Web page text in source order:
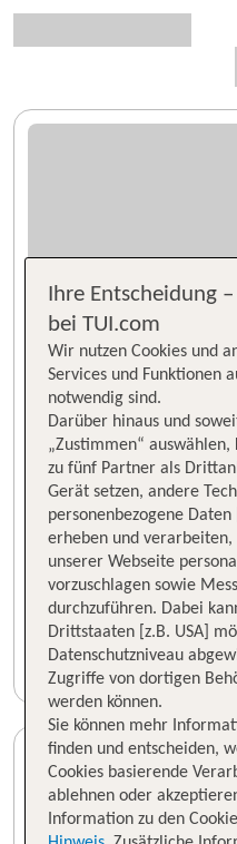
Ihre Entscheidung
bei TUI.com
Wir nutzen Cookies und
Services und Funktionen
notwendig sind.
Darüber hinaus und
„Zustimmen“
zu fünf Partner als
Gerät setzen, andere
personenbezogene
erheben und
unserer Webseite
vorzuschlagen sowie
durchzuführen. Dabei
Drittstaaten [z.B. USA]
Datenschutzniveau
Zugriffe von dortigen
werden können.
Sie können mehr
finden und entscheiden,
Cookies basierende
ablehnen oder
Information zu den